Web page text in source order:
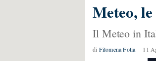
Meteo,
Il Meteo in
di Filomena Fotia 11